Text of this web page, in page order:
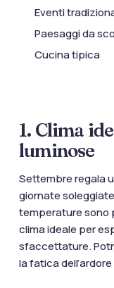
Eventi
Paesaggi da
Cucina tipica
1. Clima
luminose
Settembre regala
giornate
temperature sono
clima ideale per
sfaccettature.
la fatica